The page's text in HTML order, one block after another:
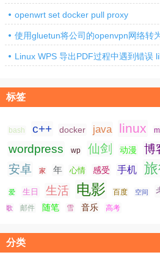
openwrt set docker pull proxy
使用gluetun将公司的openvpn网络转
Linux WPS 导出PDF过程中遇到错误
标签
bash c++ docker java linux
wordpress wp 仙剑 动漫 博
安卓 家 年 心情 感受 手机
爱 生日 生活 电影 百度 空间
歌 邮件 随笔 雪 音乐 高考
分类